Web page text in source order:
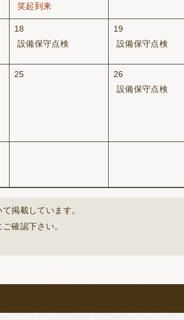
笑起到来
18
設備保守点検
19
設備保守点検
25 26
設備保守点検
掲載しています。
確認下さい。